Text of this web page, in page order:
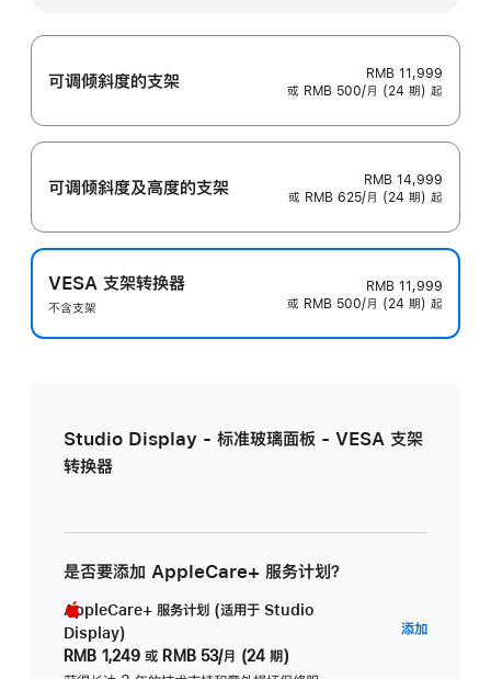
可调倾斜度的支架
RMB 11,999
或 RMB 500/月 (24 期) 起
可调倾斜度及高‍度的支‍架
RMB 14,999
或 RMB 625/月 (24 期) 起
VESA 支架转换器
不含支架
RMB 11,999
或 RMB 500/月 (24 期) 起
Studio Display - 标准玻璃面板 - VESA 支架
转换器
是否要添加 AppleCare+ 服务计划？
AppleCare+ 服务计划 (适用于 Studio
Display)
RMB 1,249 或 RMB 53/月 (24 期)
添加